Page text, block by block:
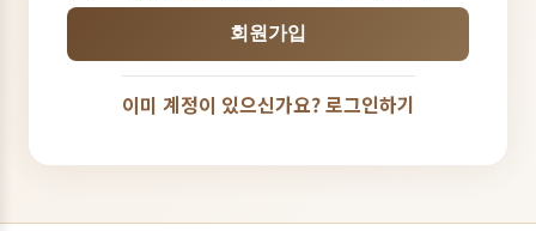
회원가입
이미 계정이 있으신가요? 로그인하기